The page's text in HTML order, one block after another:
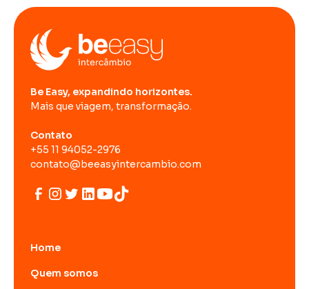
Be Easy, expandindo horizontes.
Mais que viagem, transformação.
Contato
+55 11 94052-2976
contato@beeasyintercambio.com
Home
Quem somos